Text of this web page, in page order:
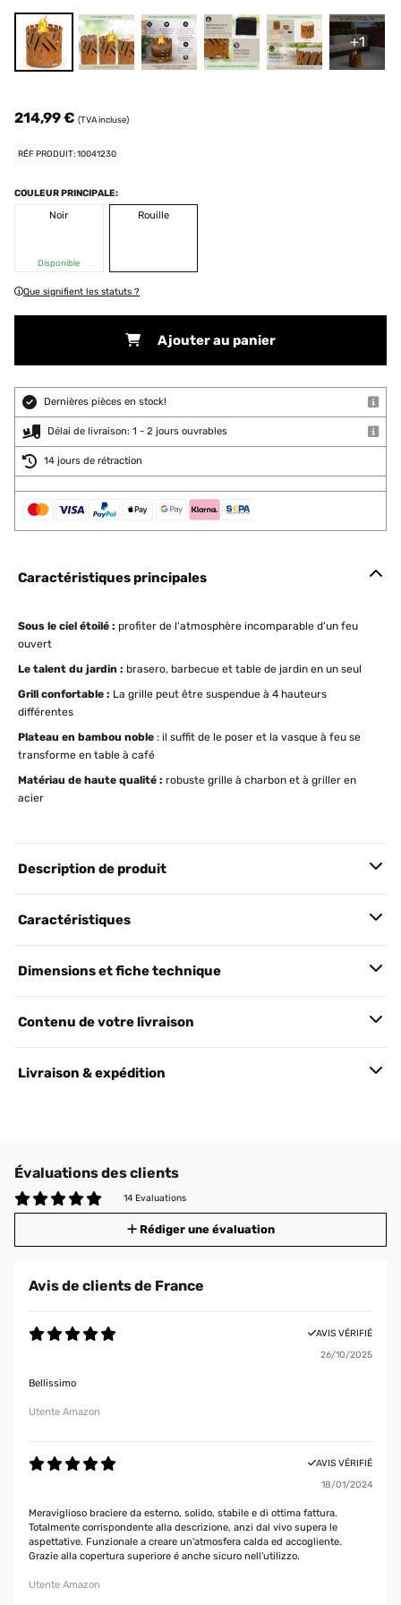
+1
214,99 € (TVA incluse)
RÉF PRODUIT: 10041230
COULEUR PRINCIPALE:
Noir
Disponible
Rouille
Que signifient les statuts ?
Ajouter au panier
Dernières pièces en stock!
Délai de livraison: 1 - 2 jours ouvrables
14 jours de rétraction
Caractéristiques principales
Sous le ciel étoilé : profiter de l'atmosphère incomparable d'un feu
ouvert
Le talent du jardin : brasero, barbecue et table de jardin en un seul
Grill confortable : La grille peut être suspendue à 4 hauteurs
différentes
Plateau en bambou noble : il suffit de le poser et la vasque à feu se
transforme en table à café
Matériau de haute qualité : robuste grille à charbon et à griller en
acier
Description de produit
Caractéristiques
Dimensions et fiche technique
Contenu de votre livraison
Livraison & expédition
Évaluations des clients
14 Evaluations
Rédiger une évaluation
Avis de clients de France
AVIS VÉRIFIÉ
26/10/2025
Bellissimo
Utente Amazon
AVIS VÉRIFIÉ
18/01/2024
Meraviglioso braciere da esterno, solido, stabile e di ottima fattura.
Totalmente corrispondente alla descrizione, anzi dal vivo supera le
aspettative. Funzionale a creare un'atmosfera calda ed accogliente.
Grazie alla copertura superiore é anche sicuro nell'utilizzo.
Utente Amazon